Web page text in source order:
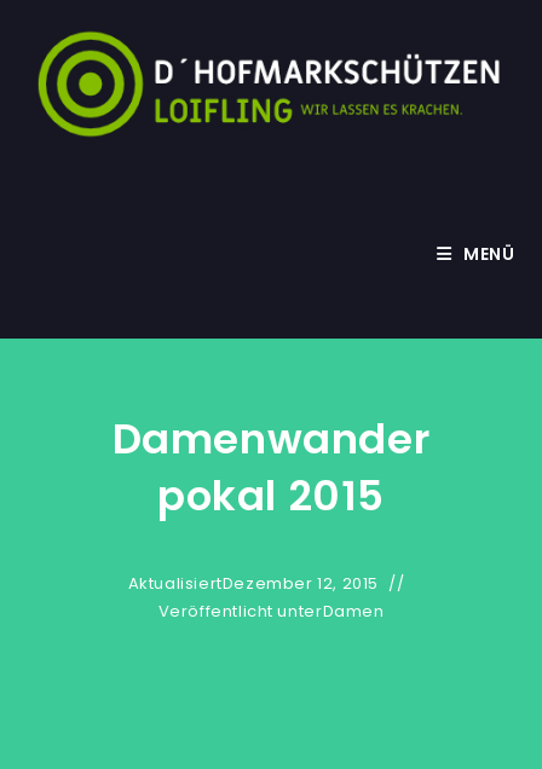
springen
MENÜ
Damenwander
Pokal 2015
AktualisiertDezember 12, 2015
Veröffentlicht unterDamen